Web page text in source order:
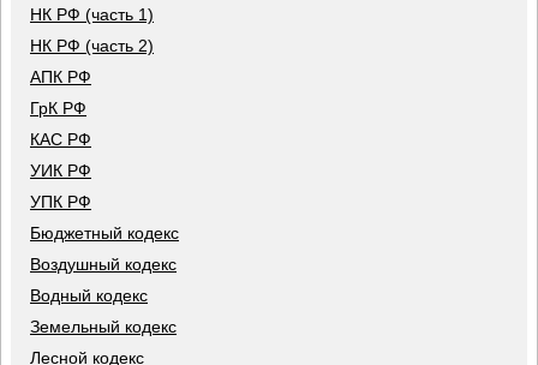
НК РФ (часть 1)
НК РФ (часть 2)
АПК РФ
ГрК РФ
КАС РФ
УИК РФ
УПК РФ
Бюджетный кодекс
Воздушный кодекс
Водный кодекс
Земельный кодекс
Лесной кодекс